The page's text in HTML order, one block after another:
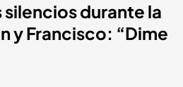
durante la
y Francisco: “Dime